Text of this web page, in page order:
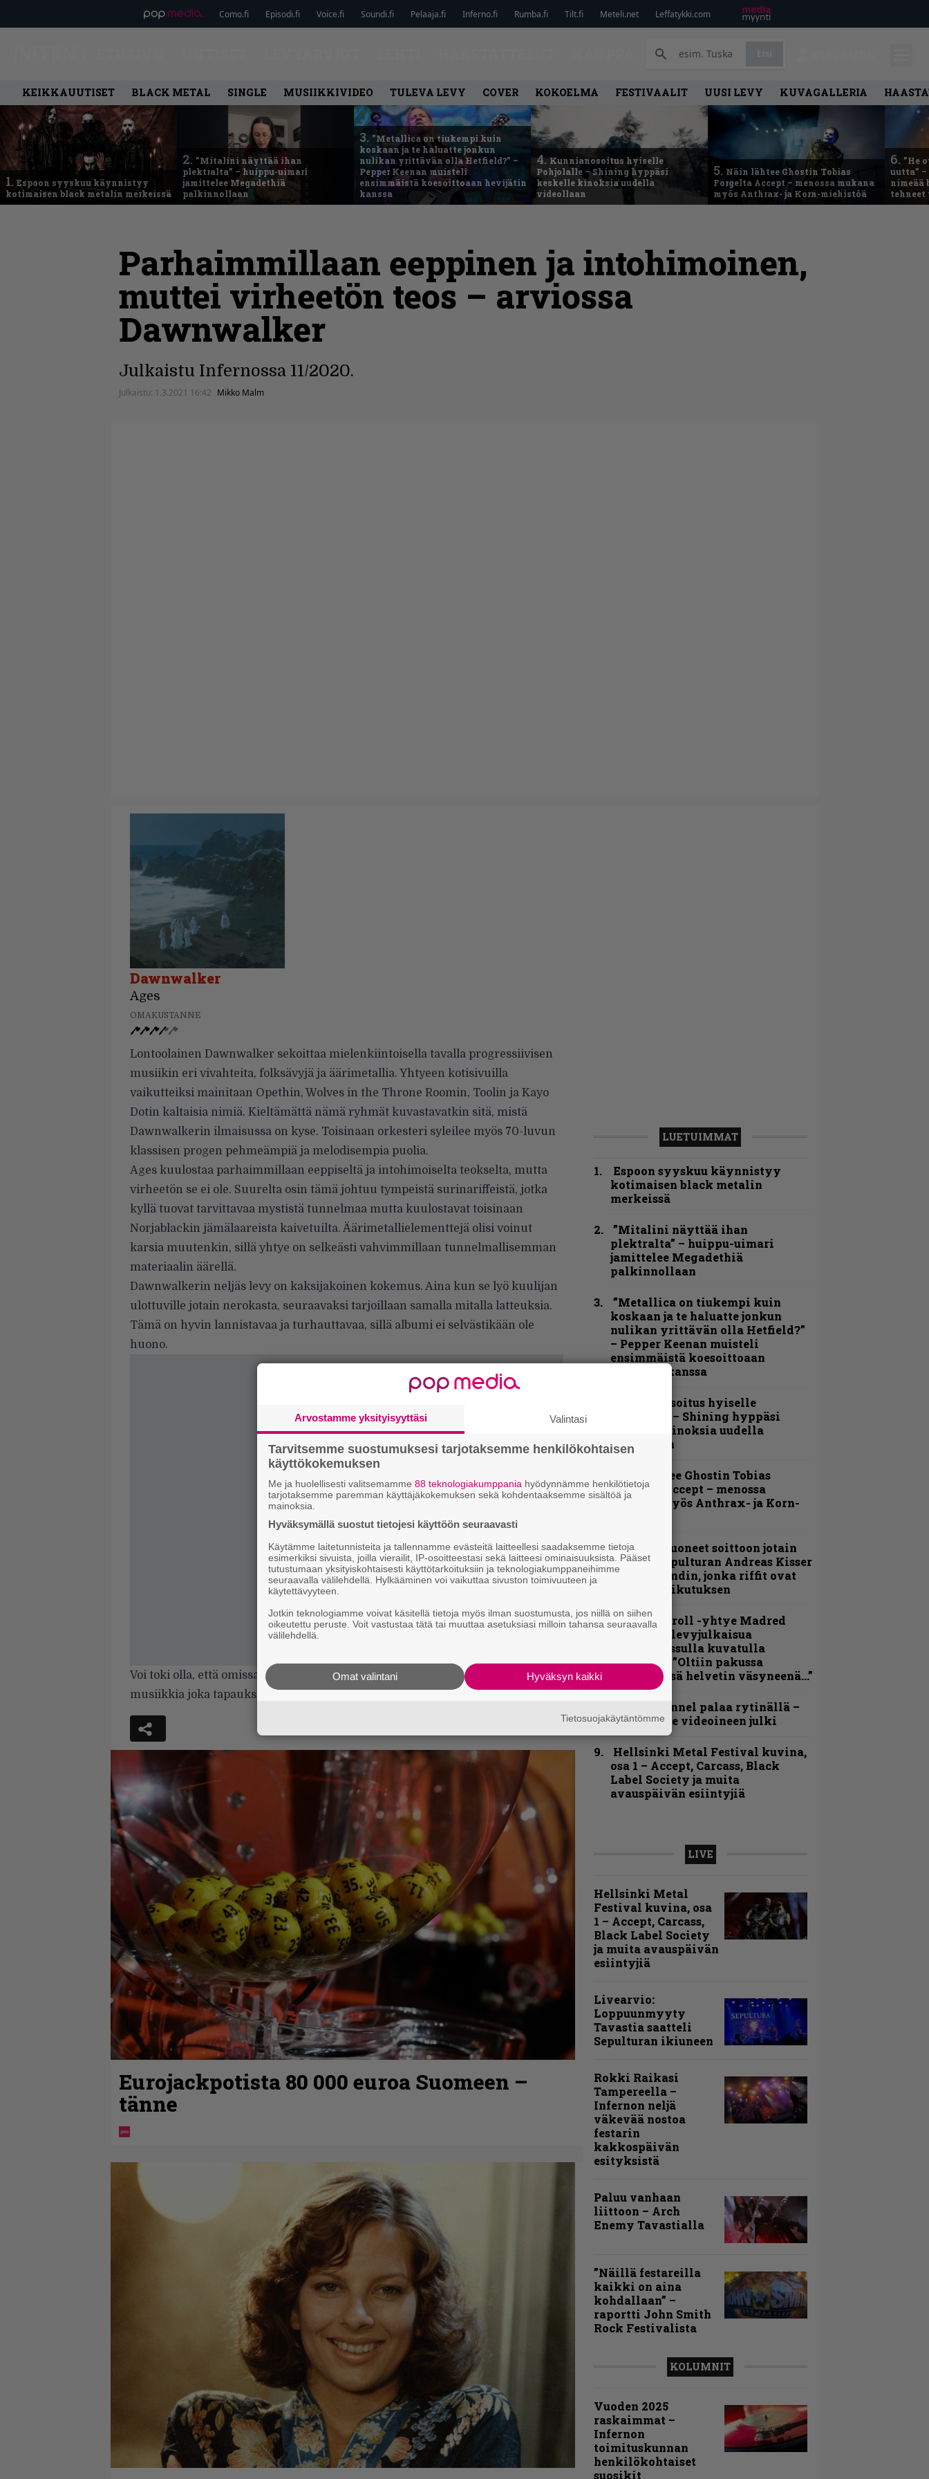
Como.fi Episodi.fi Voice.fi Soundi.fi Pelaaja.fi Inferno.fi Rumba.fi Tilt.fi Meteli.net Leffatykki.com
KEIKKAUUTISET BLACK METAL SINGLE MUSIIKKIVIDEO TULEVA LEVY COVER KOKOELMA FESTIVAALIT UUSI LEVY KUVAGALLERIA
1. Espoon syyskuu käynnistyy
kotimaisen black metalin merkeissä
2. ”Mitalini näyttää ihan
plektralta” – huippu-uimari
jamittelee Megadethiä
palkinnollaan
3. ”Metallica on tiukempi kuin
koskaan ja te haluatte jonkun
nulikan yrittävän olla Hetfield?” –
Pepper Keenan muisteli
ensimmäistä koesoittoaan hevijätin
kanssa
4. Kunnianosoitus hyiselle
Pohjolalle – Shining hyppäsi
keskelle kinoksia uudella
videollaan
5. Näin lähtee Ghostin Tobias
Forgelta Accept – menossa mukana
myös Anthrax- ja Korn-miehistöä
6. ”He
uutta”
nimeää
Parhaimmillaan eeppinen ja intohimoinen,
muttei virheetön teos – arviossa
Dawnwalker
Julkaistu Infernossa 11/2020.
Julkaistu: 1.3.2021 16:42 Mikko Malm
Dawnwalker
Ages
OMAKUSTANNE
Lontoolainen Dawnwalker sekoittaa mielenkiintoisella tavalla progressiivisen
musiikin eri vivahteita, folksävyjä ja äärimetallia. Yhtyeen kotisivuilla
vaikutteiksi mainitaan Opethin, Wolves in the Throne Roomin, Toolin ja Kayo
Dotin kaltaisia nimiä. Kieltämättä nämä ryhmät kuvastavatkin sitä, mistä
Dawnwalkerin ilmaisussa on kyse. Toisinaan orkesteri syleilee myös 70-luvun
klassisen progen pehmeämpiä ja melodisempia puolia.
Ages kuulostaa parhaimmillaan eeppiseltä ja intohimoiselta teokselta, mutta
virheetön se ei ole. Suurelta osin tämä johtuu tympeistä surinariffeistä, jotka
kyllä tuovat tarvittavaa mystistä tunnelmaa mutta kuulostavat toisinaan
Norjablackin jämälaareista kaivetuilta. Äärimetallielementtejä olisi voinut
karsia muutenkin, sillä yhtye on selkeästi vahvimmillaan tunnelmallisemman
materiaalin äärellä.
Dawnwalkerin neljäs levy on kaksijakoinen kokemus. Aina kun se lyö kuulijan
ulottuville jotain nerokasta, seuraavaksi tarjoillaan samalla mitalla latteuksia.
Tämä on hyvin lannistavaa ja turhauttavaa, sillä albumi ei selvästikään ole
huono.
Voi toki olla, että omissa reseptoreissani on jotain vikaa. Mielenkiintoista
musiikkia joka tapauksessa.
Eurojackpotista 80 000 euroa Suomeen –
tänne
LUETUIMMAT
Espoon syyskuu käynnistyy
kotimaisen black metalin
merkeissä
”Mitalini näyttää ihan
plektralta” – huippu-uimari
jamittelee Megadethiä
palkinnollaan
”Metallica on tiukempi kuin
koskaan ja te haluatte jonkun
nulikan yrittävän olla Hetfield?”
– Pepper Keenan muisteli
ensimmäistä koesoittoaan
hevijätin kanssa
Kunnianosoitus hyiselle
Pohjolalle – Shining hyppäsi
keskelle kinoksia uudella
videollaan
Näin lähtee Ghostin Tobias
Forgelta Accept – menossa
mukana myös Anthrax- ja Korn-
”He ovat tuoneet soittoon jotain
uutta” – Sepulturan Andreas Kisser
nimeää bändin, jonka riffit ovat
tehneet vaikutuksen
Thrash ’n’ roll -yhtye Madred
ryydittää levyjulkaisua
keikkareissulla kuvatulla
videolla – ”Oltiin pakussa
kusihädässä helvetin väsyneenä…”
Blind Channel palaa rytinällä –
tuplasingle videoineen julki
Hellsinki Metal Festival kuvina,
osa 1 – Accept, Carcass, Black
Label Society ja muita
avauspäivän esiintyjiä
LIVE
Hellsinki Metal
Festival kuvina, osa
1 – Accept, Carcass,
Black Label Society
ja muita avauspäivän
esiintyjiä
Livearvio:
Loppuunmyyty
Tavastia saatteli
Sepulturan ikiuneen
Rokki Raikasi
Tampereella –
Infernon neljä
väkevää nostoa
festarin
kakkospäivän
esityksistä
Paluu vanhaan
liittoon – Arch
Enemy Tavastialla
”Näillä festareilla
kaikki on aina
kohdallaan” –
raportti John Smith
Rock Festivalista
KOLUMNIT
Vuoden 2025
raskaimmat –
Infernon
toimituskunnan
henkilökohtaiset
suosikit
Arvostamme yksityisyyttäsi Valintasi
Tarvitsemme suostumuksesi tarjotaksemme henkilökohtaisen
käyttökokemuksen
Me ja huolellisesti valitsemamme 88 teknologiakumppania hyödynnämme henkilötietoja
tarjotaksemme paremman käyttäjäkokemuksen sekä kohdentaaksemme sisältöä ja
mainoksia.
Hyväksymällä suostut tietojesi käyttöön seuraavasti
Käytämme laitetunnisteita ja tallennamme evästeitä laitteellesi saadaksemme tietoja
esimerkiksi sivuista, joilla vierailit, IP-osoitteestasi sekä laitteesi ominaisuuksista. Pääset
tutustumaan yksityiskohtaisesti käyttötarkoituksiin ja teknologiakumppaneihimme
seuraavalla välilehdellä. Hylkääminen voi vaikuttaa sivuston toimivuuteen ja
käytettävyyteen.
Jotkin teknologiamme voivat käsitellä tietoja myös ilman suostumusta, jos niillä on siihen
oikeutettu peruste. Voit vastustaa tätä tai muuttaa asetuksiasi milloin tahansa seuraavalla
välilehdellä.
Hyväksyn kaikki
Omat valintani
Tietosuojakäytäntömme